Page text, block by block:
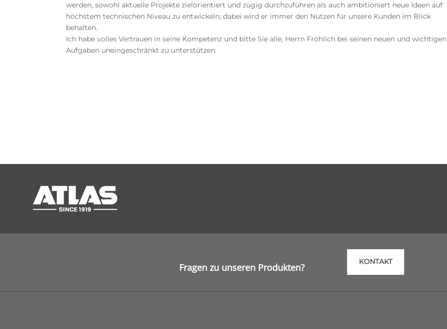
werden, sowohl aktuelle Projekte zielorientiert und zügig durchzuführen als auch ambitioniert neue Ideen auf
höchstem technischen Niveau zu entwickeln; dabei wird er immer den Nutzen für unsere Kunden im Blick
behalten.
Ich habe volles Vertrauen in seine Kompetenz und bitte Sie alle, Herrn Fröhlich bei seinen neuen und wichtigen
Aufgaben uneingeschränkt zu unterstützen.
Fragen zu unseren Produkten? KONTAKT